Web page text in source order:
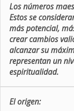
Los números
Estos se
más potencial,
crear cambios
alcanzar su
representan un
espiritualidad.
El origen: